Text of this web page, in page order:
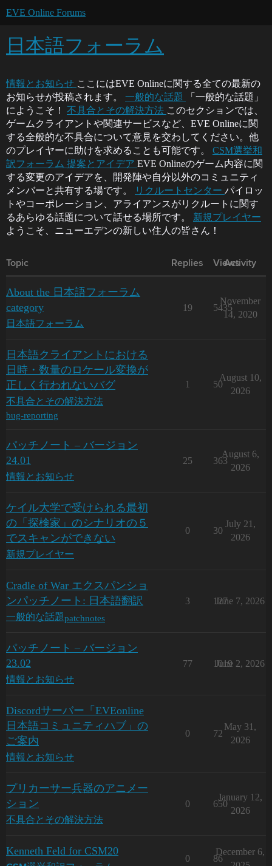
EVE Online Forums
日本語フォーラム
情報とお知らせ ここにはEVE Onlineに関する全ての最新の
お知らせが投稿されます。
一般的な話題
「一般的な話題」
にようこそ！
不具合とその解決方法 このセクションでは、
ゲームクライアントや関連サービスなど、EVE Onlineに関
する全般的な不具合について意見を交わしてください。他
のプレイヤーに助けを求めることも可能です。
CSM選挙和
訳フォーラム 提案とアイデア EVE Onlineのゲーム内容に関
する変更のアイデアを、開発陣や自分以外のコミュニティ
メンバーと共有する場です。
リクルートセンター パイロッ
トやコーポレーション、アライアンスがリクルートに関す
るあらゆる話題について話せる場所です。
新規プレイヤー
ようこそ、ニューエデンの新しい住人の皆さん！
Topic Replies Views
Activity
About the 日本語フォーラム
category
日本語フォーラム
19 5435
November
14, 2020
日本語クライアントにおける
日時・数量のロケール変換が
正しく行われないバグ
不具合とその解決方法
bug-reporting
1 50
August 10,
2026
パッチノート – バージョン
24.01
情報とお知らせ
25 363
August 6,
2026
ケイル大学で受けられる最初
の「探検家」のシナリオの５
でスキャンができない
新規プレイヤー
0 30
July 21,
2026
Cradle of War エクスパンショ
ンパッチノート: 日本語翻訳
一般的な話題patchnotes
3 127
June 7, 2026
パッチノート – バージョン
23.02
情報とお知らせ
77 1019
June 2, 2026
Discordサーバー「EVEonline
日本語コミュニティハブ」の
ご案内
情報とお知らせ
0 72
May 31,
2026
プリカーサー兵器のアニメー
ション
不具合とその解決方法
0 650
January 12,
2026
Kenneth Feld for CSM20
0 86
December 6,